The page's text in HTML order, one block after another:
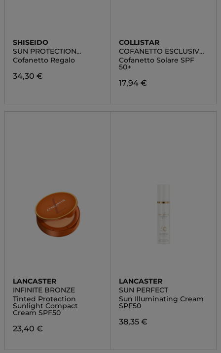
SHISEIDO
SUN PROTECTION
POUCH SET
Cofanetto Regalo
34,30 €
COLLISTAR
COFANETTO ESCLUSIVO
ROUTINE SOLARE
Cofanetto Solare SPF
50+
17,94 €
LANCASTER
INFINITE BRONZE
Tinted Protection
Sunlight Compact
Cream SPF50
23,40 €
LANCASTER
SUN PERFECT
Sun Illuminating Cream
SPF50
38,35 €